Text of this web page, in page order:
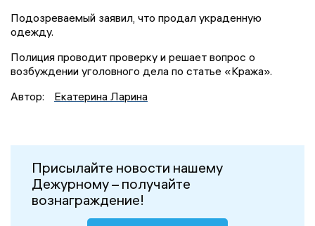
Подозреваемый заявил, что продал украденную
одежду.
Полиция проводит проверку и решает вопрос о
возбуждении уголовного дела по статье «Кража».
Автор:
Екатерина Ларина
Присылайте новости нашему
Дежурному – получайте
вознаграждение!